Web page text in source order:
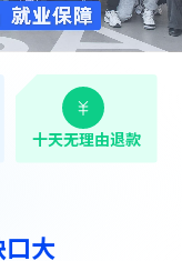
十天无理由退款
大